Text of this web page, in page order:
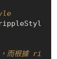
而根據 ri